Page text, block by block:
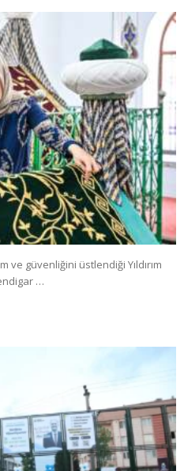
ve güvenliğini üstlendiği Yıldırım
…